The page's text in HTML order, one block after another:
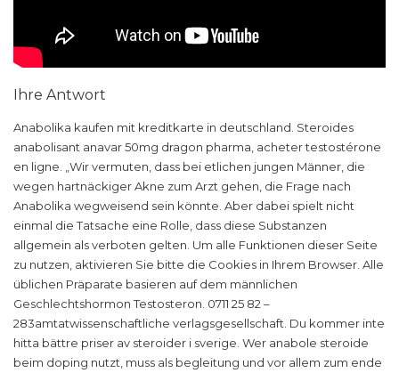
Ihre Antwort
Anabolika kaufen mit kreditkarte in deutschland. Steroides
anabolisant anavar 50mg dragon pharma, acheter testostérone
en ligne. „Wir vermuten, dass bei etlichen jungen Männer, die
wegen hartnäckiger Akne zum Arzt gehen, die Frage nach
Anabolika wegweisend sein könnte. Aber dabei spielt nicht
einmal die Tatsache eine Rolle, dass diese Substanzen
allgemein als verboten gelten. Um alle Funktionen dieser Seite
zu nutzen, aktivieren Sie bitte die Cookies in Ihrem Browser. Alle
üblichen Präparate basieren auf dem männlichen
Geschlechtshormon Testosteron. 0711 25 82 –
283amtatwissenschaftliche verlagsgesellschaft. Du kommer inte
hitta bättre priser av steroider i sverige. Wer anabole steroide
beim doping nutzt, muss als begleitung und vor allem zum ende